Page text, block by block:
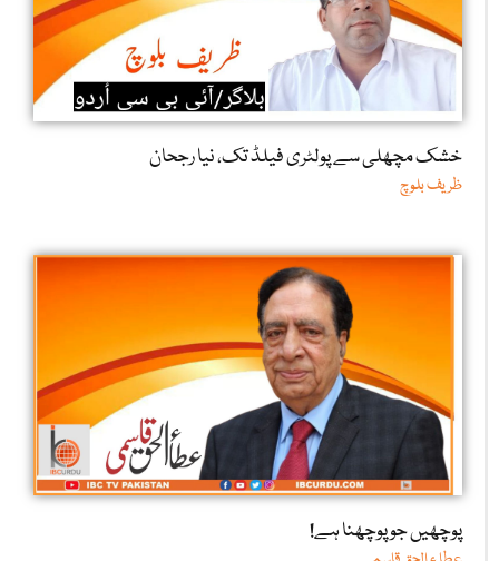
خشک مچھلی سے پولٹری فیلڈ تک، نیا رجحان
ظریف بلوچ
پوچھیں جو پوچھنا ہے!